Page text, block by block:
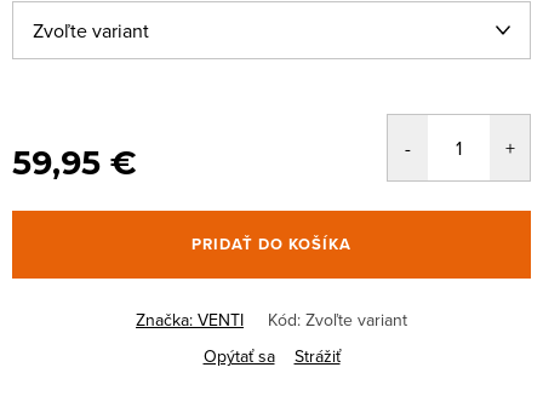
59,95 €
PRIDAŤ DO KOŠÍKA
Značka: VENTI Kód: Zvoľte variant
Opýtať sa
Strážiť